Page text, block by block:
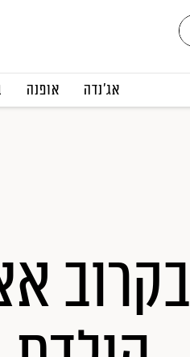
אג׳נדה אופנה
בקרוב